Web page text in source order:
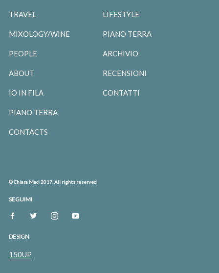
TRAVEL
MIXOLOGY/WINE
PEOPLE
ABOUT
IO IN FILA
PIANO TERRA
CONTACTS
LIFESTYLE
PIANO TERRA
ARCHIVIO
RECENSIONI
CONTATTI
© Chiara Maci 2017. All rights reserved
SEGUIMI
DESIGN
150UP